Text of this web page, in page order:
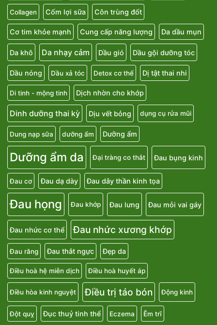
Collagen Cốm lợi sữa Côn trùng đốt
Cơ tim khỏe mạnh Cung cấp năng lượng Da dầu mụn
Da khô Da nhạy cảm Dầu gió Dầu gội dưỡng tóc
Dầu nóng Dầu xả tóc Detox cơ thể Dị tật thai nhi
Di tinh - mộng tinh Dịch nhờn cho khớp
Dinh dưỡng thai kỳ Dịu vết bỏng dụng cụ rửa mũi
Dung nạp sữa dưỡng ẩm Dưỡng ẩm
Dưỡng ẩm da Đại tràng co thắt Đau bụng kinh
Đau cơ Đau dạ dày Đau dây thần kinh tọa
Đau họng Đau khớp Đau lưng Đau mỏi vai gáy
Đau nhức cơ thể Đau nhức xương khớp
Đau răng Đau thắt ngực Đẹp da
Điều hoà hệ miễn dịch Điều hoà huyết áp
Điều hòa kinh nguyệt Điều trị táo bón Động kinh
Đột quỵ Đục thuỷ tinh thể Eczema Êm trĩ